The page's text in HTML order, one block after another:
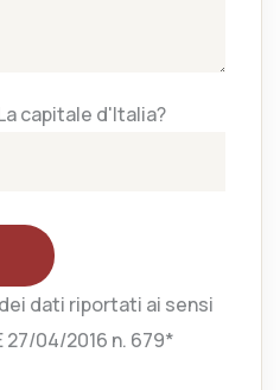
capitale d'Italia?
dati riportati ai sensi
27/04/2016 n. 679*